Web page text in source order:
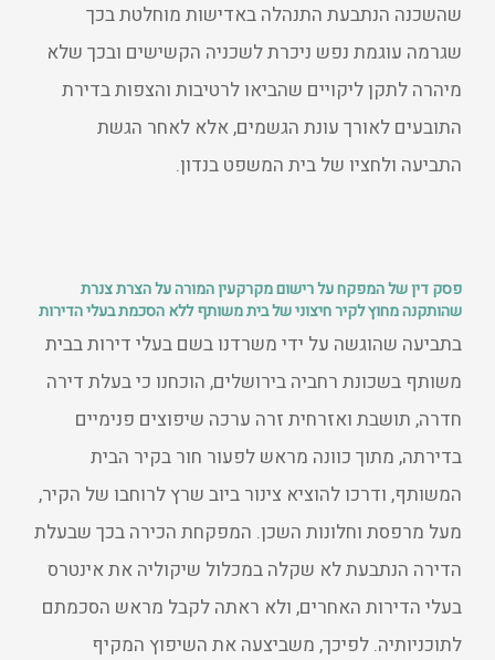
שהשכנה הנתבעת התנהלה באדישות מוחלטת בכך
שגרמה עוגמת נפש ניכרת לשכניה הקשישים ובכך שלא
מיהרה לתקן ליקויים שהביאו לרטיבות והצפות בדירת
התובעים לאורך עונת הגשמים, אלא לאחר הגשת
התביעה ולחציו של בית המשפט בנדון.
פסק דין של המפקח על רישום מקרקעין המורה על הצרת צנרת
שהותקנה מחוץ לקיר חיצוני של בית משותף ללא הסכמת בעלי הדירות
בתביעה שהוגשה על ידי משרדנו בשם בעלי דירות בבית
משותף בשכונת רחביה בירושלים, הוכחנו כי בעלת דירה
חדרה, תושבת ואזרחית זרה ערכה שיפוצים פנימיים
בדירתה, מתוך כוונה מראש לפעור חור בקיר הבית
המשותף, ודרכו להוציא צינור ביוב שרץ לרוחבו של הקיר,
מעל מרפסת וחלונות השכן. המפקחת הכירה בכך שבעלת
הדירה הנתבעת לא שקלה במכלול שיקוליה את אינטרס
בעלי הדירות האחרים, ולא ראתה לקבל מראש הסכמתם
לתוכניותיה. לפיכך, משביצעה את השיפוץ המקיף